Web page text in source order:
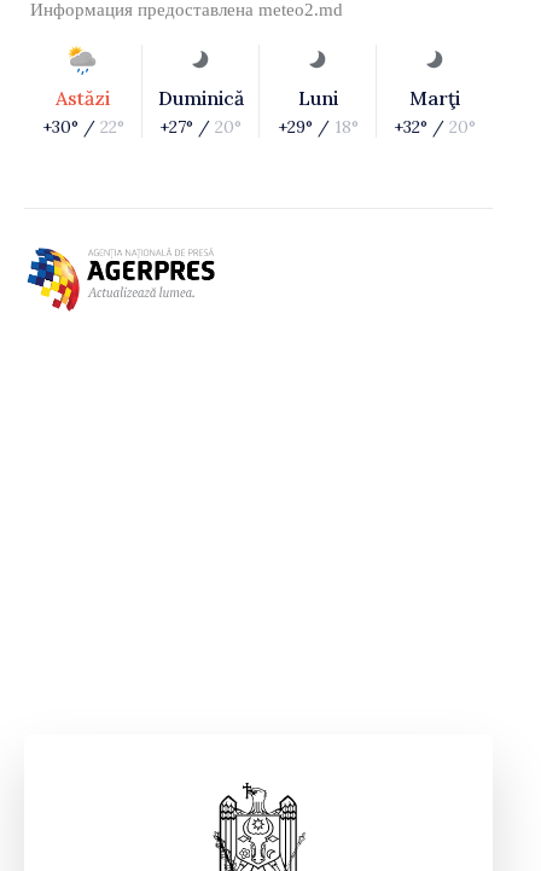
Информация предоставлена meteo2.md
Astăzi
+30° / 22°
Duminică
+27° / 20°
Luni
+29° / 18°
Marţi
+32° / 20°